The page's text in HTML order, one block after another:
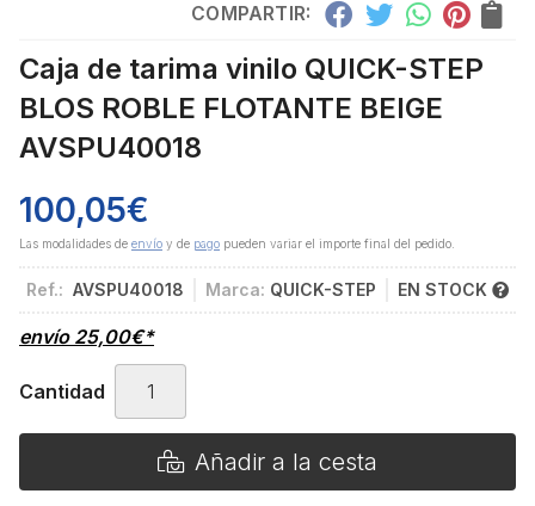
COMPARTIR:
Caja de tarima vinilo QUICK-STEP
BLOS ROBLE FLOTANTE BEIGE
AVSPU40018
100,05€
Las modalidades de envío y de pago pueden variar el importe final del pedido.
Ref.: AVSPU40018 Marca: QUICK-STEP EN STOCK
envío 25,00€*
Cantidad
Añadir a la cesta